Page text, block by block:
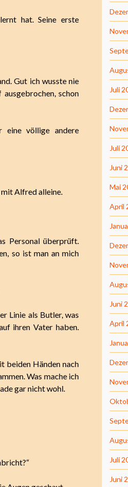
hat. Seine erste
Gut ich wusste nie
schon
eine völlige andere
mit Alfred alleine.
Personal überprüft.
so ist man an mich
Linie als Butler, was
ihren Vater haben.
beiden Händen nach
Was mache ich
gar nicht wohl.
Juli
Juli
Juni
Mai
April
Juni
April
Juli
Juni